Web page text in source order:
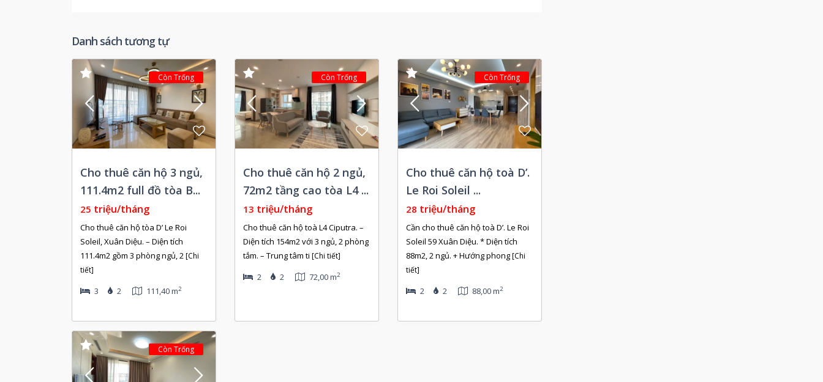
Danh sách tương tự
Còn Trống
Cho thuê căn hộ 3 ngủ,
111.4m2 full đồ tòa B...
25 triệu/tháng
Cho thuê căn hộ tòa D’ Le Roi
Soleil, Xuân Diệu. – Diện tích
111.4m2 gồm 3 phòng ngủ, 2[Chi
tiết]
3 2 111,40 m2
Còn Trống
Cho thuê căn hộ 2 ngủ,
72m2 tầng cao tòa L4 ...
13 triệu/tháng
Cho thuê căn hộ toà L4 Ciputra. –
Diện tích 154m2 với 3 ngủ, 2 phòng
tắm. – Trung tâm ti [Chi tiết]
2 2 72,00 m2
Còn Trống
Cho thuê căn hộ toà D’.
Le Roi Soleil ...
28 triệu/tháng
Cần cho thuê căn hộ toà D’. Le Roi
Soleil 59 Xuân Diệu. * Diện tích
88m2, 2 ngủ. + Hướng phong[Chi
tiết]
2 2 88,00 m2
Còn Trống